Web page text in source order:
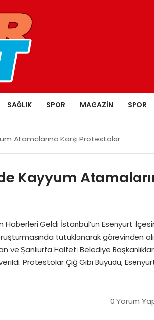
SAĞLIK SPOR MAGAZIN SPOR
Atamalarına Karşı Protestolar
Kayyum
Haberleri Geldi İstanbul’un Esenyurt
tutuklanarak görevinden
ve Şanlıurfa Halfeti Belediye
Protestolar Çığ Gibi Büyüdü,
0 Yorum